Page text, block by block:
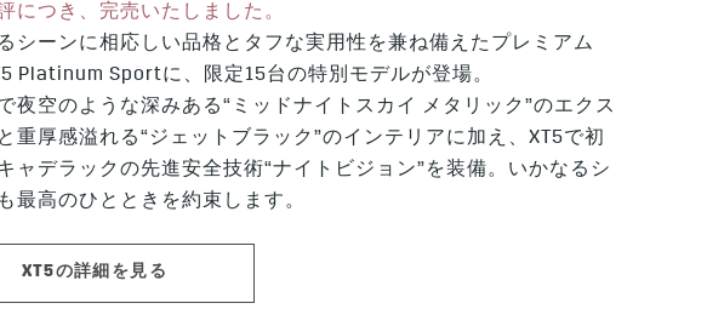
につき、完売いたしました。
シーンに相応しい品格とタフな実用性を兼ね備えたプレミアム
Platinum Sportに、限定15台の特別モデルが登場。
夜空のような深みある“ミッドナイトスカイ メタリック”のエクス
重厚感溢れる“ジェットブラック”のインテリアに加え、XT5で初
ャデラックの先進安全技術“ナイトビジョン”を装備。いかなるシ
最高のひとときを約束します。
XT5の詳細を見る